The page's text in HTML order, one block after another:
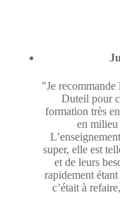
"Je recommande
Duteil pour
formation très
en milieu
super, elle est
et de leurs
rapidement
c’était à